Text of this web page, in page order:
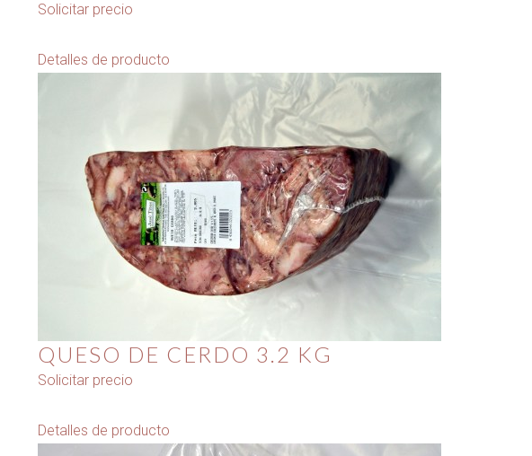
Solicitar precio
Detalles de producto
QUESO DE CERDO 3.2 KG
Solicitar precio
Detalles de producto